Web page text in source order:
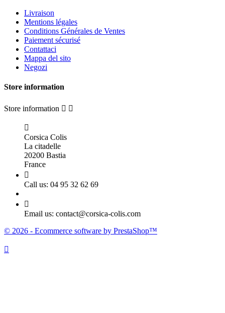
Livraison
Mentions légales
Conditions Générales de Ventes
Paiement sécurisé
Contattaci
Mappa del sito
Negozi
Store information
Store information  

Corsica Colis
La citadelle
20200 Bastia
France

Call us: 04 95 32 62 69

Email us: contact@corsica-colis.com
© 2026 - Ecommerce software by PrestaShop™
